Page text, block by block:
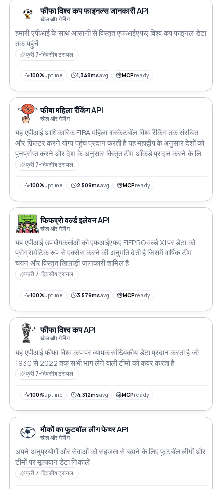
फीफा विश्व कप फाइनल्स जानकारी API
खेल और गेमिंग
हमारी एपीआई के साथ आसानी से विस्तृत एफआईएफए विश्व कप फाइनल डेटा
तक पहुंचें
फ्री 7-दिवसीय ट्रायल
100%uptime 1,348msavg MCPready
फीबा महिला रैंकिंग API
खेल और गेमिंग
यह एपीआई आधिकारिक FIBA महिला बास्केटबॉल विश्व रैंकिंग तक संरचित
और फ़िल्टर करने योग्य पहुंच प्रदान करती है यह महाद्वीप के अनुसार देशों को
पुनर्प्राप्त करने और देश के अनुसार विस्तृत टीम आँकड़े प्रदान करने के लिए
एंडपॉइंट्स प्रदान करती है
फ्री 7-दिवसीय ट्रायल
100%uptime 2,509msavg MCPready
फिफप्रो वर्ल्ड इलेवन API
खेल और गेमिंग
यह एपीआई उपयोगकर्ताओं को एफआईएफए FIFPRO वर्ल्ड XI पर डेटा को
प्रोग्रामेटिक रूप से एक्सेस करने की अनुमति देती है जिसमें वार्षिक टीम
चयन और विस्तृत खिलाड़ी जानकारी शामिल है
फ्री 7-दिवसीय ट्रायल
100%uptime 3,579msavg MCPready
फीफा विश्व कप API
खेल और गेमिंग
यह एपीआई फीफा विश्व कप पर व्यापक सांख्यिकीय डेटा प्रदान करता है जो
1930 से 2022 तक सभी भाग लेने वाली टीमों को कवर करता है
फ्री 7-दिवसीय ट्रायल
100%uptime 4,312msavg MCPready
मौकों का फुटबॉल लीग फेचर API
खेल और गेमिंग
अपने अनुप्रयोगों और सेवाओं को सहजता से बढ़ाने के लिए फुटबॉल लीगों और
टीमों पर मूल्यवान डेटा निकालें
फ्री 7-दिवसीय ट्रायल